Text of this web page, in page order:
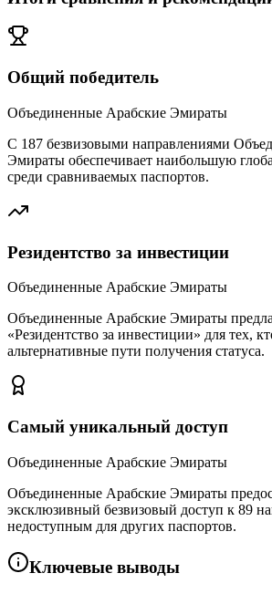
Общий победитель
Объединенные Арабские Эмираты
С 187 безвизовыми направлениями
Эмираты обеспечивает наибольшую
среди сравниваемых паспортов.
Резидентство за инвестиции
Объединенные Арабские Эмираты
Объединенные Арабские Эмираты
«Резидентство за инвестиции» для тех,
альтернативные пути получения статуса.
Самый уникальный доступ
Объединенные Арабские Эмираты
Объединенные Арабские Эмираты
эксклюзивный безвизовый доступ к 89
недоступным для других паспортов.
Ключевые выводы